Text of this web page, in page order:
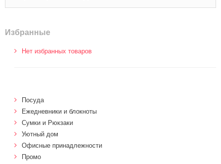
Избранные
Нет избранных товаров
Посуда
Ежедневники и блокноты
Сумки и Рюкзаки
Уютный дом
Офисные принадлежности
Промо